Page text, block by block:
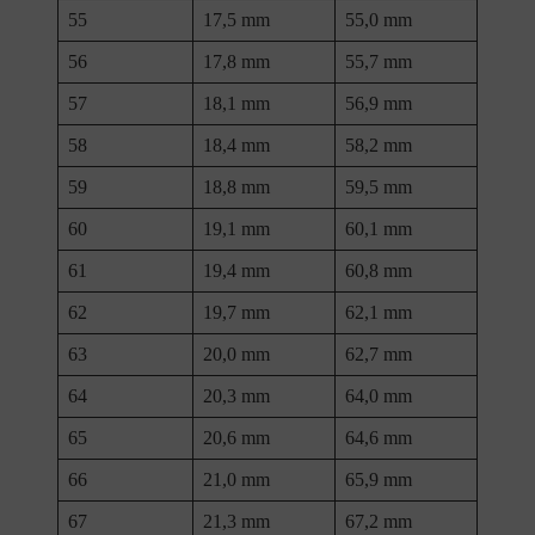
55 17,5 mm 55,0 mm
56 17,8 mm 55,7 mm
57 18,1 mm 56,9 mm
58 18,4 mm 58,2 mm
59 18,8 mm 59,5 mm
60 19,1 mm 60,1 mm
61 19,4 mm 60,8 mm
62 19,7 mm 62,1 mm
63 20,0 mm 62,7 mm
64 20,3 mm 64,0 mm
65 20,6 mm 64,6 mm
66 21,0 mm 65,9 mm
67 21,3 mm 67,2 mm